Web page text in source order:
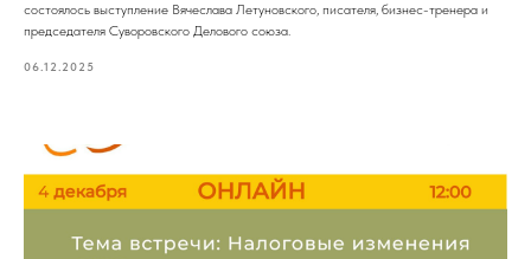
состоялось выступление Вячеслава Летуновского, писателя, бизнес-тренера и
председателя Суворовского Делового союза.
06.12.2025